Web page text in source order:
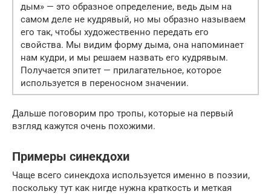
дым» — это образное определение, ведь дым на
самом деле не кудрявый, но мы образно называем
его так, чтобы художественно передать его
свойства. Мы видим форму дыма, она напоминает
нам кудри, и мы решаем назвать его кудрявым.
Получается эпитет — прилагательное, которое
используется в переносном значении.
Дальше поговорим про тропы, которые на первый
взгляд кажутся очень похожими.
Примеры синекдохи
Чаще всего синекдоха используется именно в поэзии,
поскольку тут как нигде нужна краткость и меткая